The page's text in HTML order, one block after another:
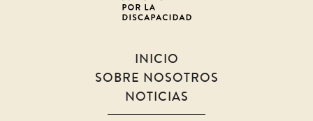
INICIO
SOBRE NOSOTROS
NOTICIAS